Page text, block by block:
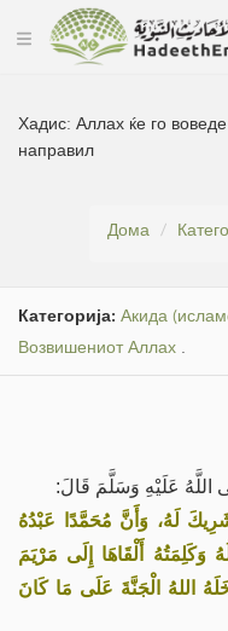
Хадис:Аллах ќе го
направил
Дома
Категорија: Акида
Возвишениот Аллах .
اللَّهُ عَلَيْهِ وَسَلَّمَ قَالَ:
لَهُ، وَأَنَّ مُحَمَّدًا عَبْدُهُ
أَلْقَاهَا إِلَى مَرْيَمَ
اللهُ الْجَنَّةَ عَلَى مَا كَانَ